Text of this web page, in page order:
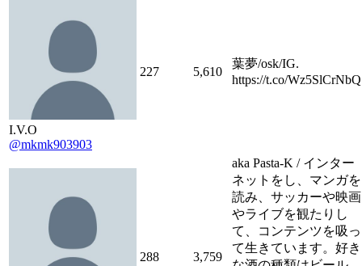
I.V.O
@mkmk903903
227 5,610
葉夢/osk/IG.
https://t.co/Wz5SlCrNbQ
288 3,759
aka Pasta-K / インター
ネットをし、マンガを
読み、サッカーや映画
やライブを観たりし
て、コンテンツを吸っ
て生きています。好き